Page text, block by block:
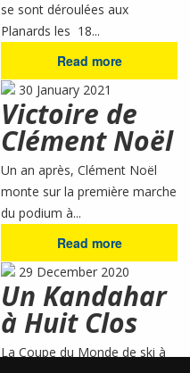
se sont déroulées aux
Planards les 18...
Read more
30 January 2021
Victoire de
Clément Noël
Un an après, Clément Noël
monte sur la première marche
du podium à...
Read more
29 December 2020
Un Kandahar
à Huit Clos
La Coupe du Monde de ski à